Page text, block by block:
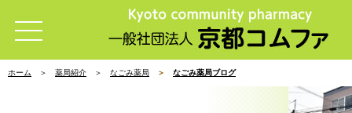
ホーム 薬局紹介 なごみ薬局 なごみ薬局ブログ